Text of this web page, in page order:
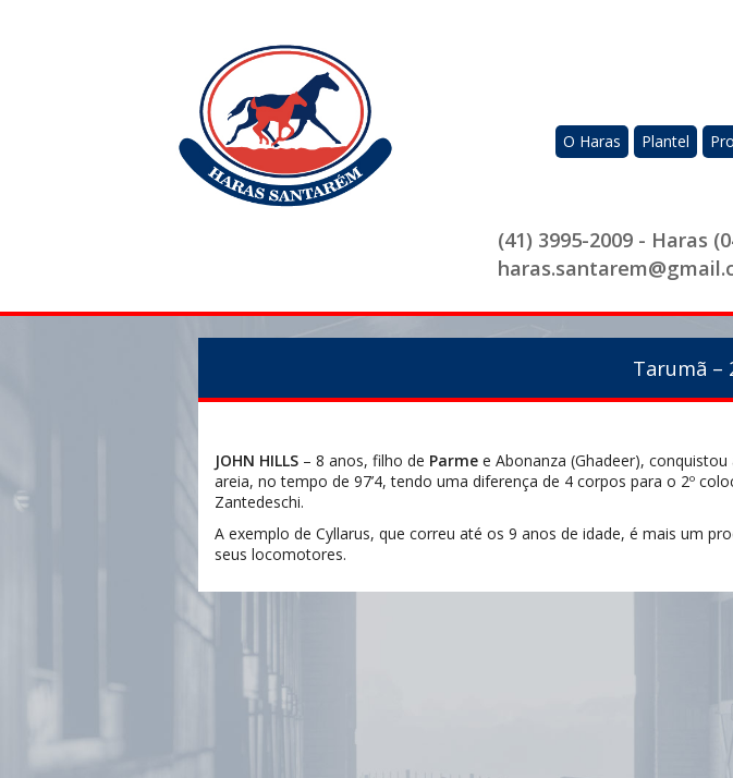
O Haras Plantel
(41) 3995-2009 - Haras
Tarumã –
JOHN HILLS – 8 anos, filho de Parme e Abonanza (Ghadeer), conquistou
areia, no tempo de 97’4, tendo uma diferença de 4 corpos para o 2º
Zantedeschi.
A exemplo de Cyllarus, que correu até os 9 anos de idade, é mais um
seus locomotores.